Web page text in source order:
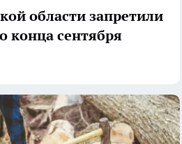
области запретили
конца сентября